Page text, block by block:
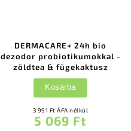
DERMACARE+ 24h bio
dezodor probiotikumokkal -
zöldtea & fügekaktusz
3 991 Ft ÁFA nélkül
5 069 Ft
Kosárba